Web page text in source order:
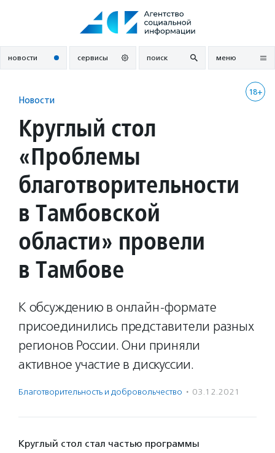
новости сервисы поиск меню
18+
Новости
Круглый стол
«Проблемы
благотворительности
в Тамбовской
области» провели
в Тамбове
К обсуждению в онлайн-формате
присоединились представители разных
регионов России. Они приняли
активное участие в дискуссии.
Благотвори­тель­ность и доброволь­чест­во · 03.12.2021
Круглый стол стал частью программы